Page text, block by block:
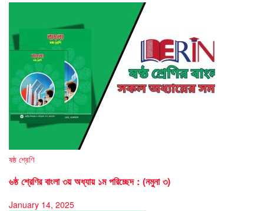
ষষ্ঠ শ্রেণি
৬ষ্ঠ শ্রেণির বাংলা ৩য় অধ্যায় ১ম পরিচ্ছেদ : (নমুনা ৩)
January 14, 2025